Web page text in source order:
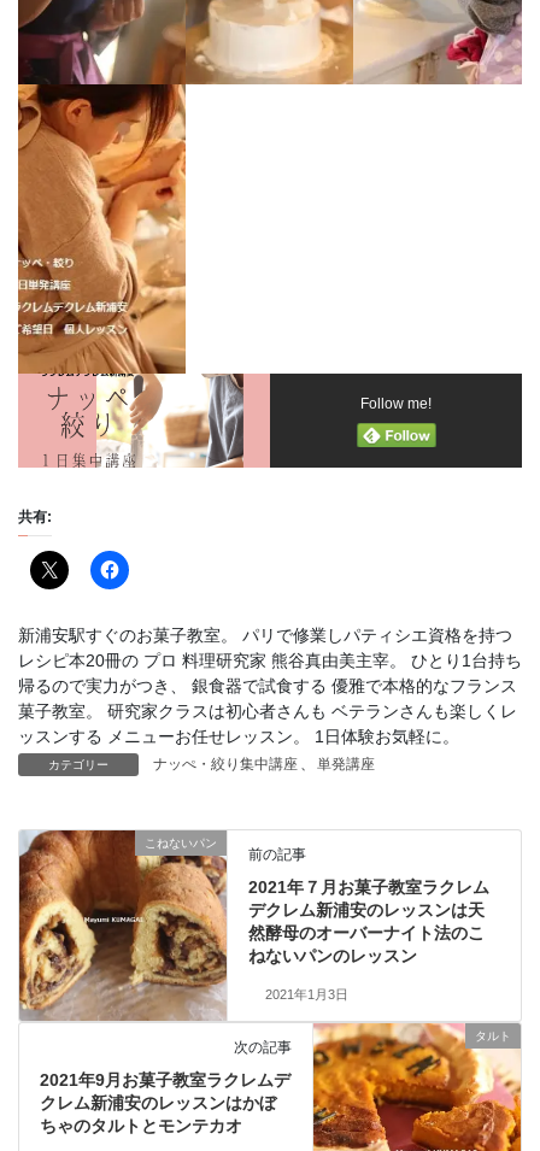
Follow me!
共有:
新浦安駅すぐのお菓子教室。 パリで修業しパティシエ資格を持つ
レシピ本20冊の プロ 料理研究家 熊谷真由美主宰。 ひとり1台持ち
帰るので実力がつき、 銀食器で試食する 優雅で本格的なフランス
菓子教室。 研究家クラスは初心者さんも ベテランさんも楽しくレ
ッスンする メニューお任せレッスン。 1日体験お気軽に。
カテゴリー ナッぺ・絞り集中講座 、 単発講座
こねないパン
前の記事
2021年７月お菓子教室ラクレム
デクレム新浦安のレッスンは天
然酵母のオーバーナイト法のこ
ねないパンのレッスン
2021年1月3日
タルト
次の記事
2021年9月お菓子教室ラクレムデ
クレム新浦安のレッスンはかぼ
ちゃのタルトとモンテカオ